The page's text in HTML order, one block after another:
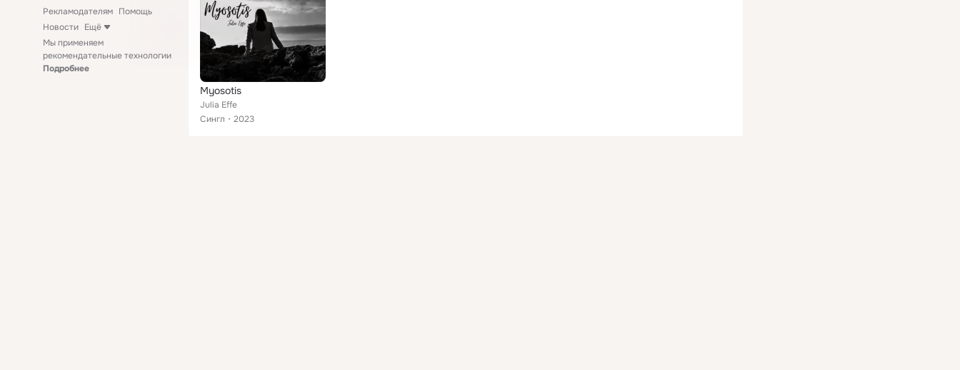
Рекламодателям Помощь
Новости Ещё
Мы применяем
рекомендательные технологии
Подробнее
Myosotis
Julia Effe
Сингл
2023